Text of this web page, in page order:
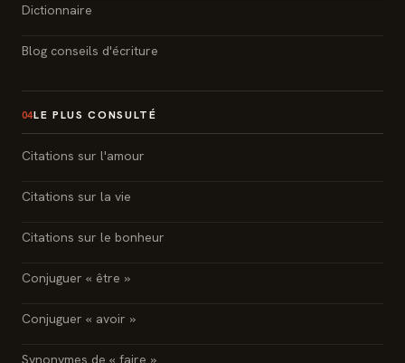
Dictionnaire
Blog conseils d'écriture
04LE PLUS CONSULTÉ
Citations sur l'amour
Citations sur la vie
Citations sur le bonheur
Conjuguer « être »
Conjuguer « avoir »
Synonymes de « faire »